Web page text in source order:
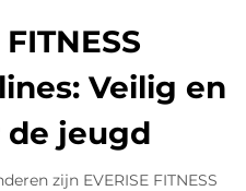
Veilig en
de jeugd
zijn EVERISE FITNESS